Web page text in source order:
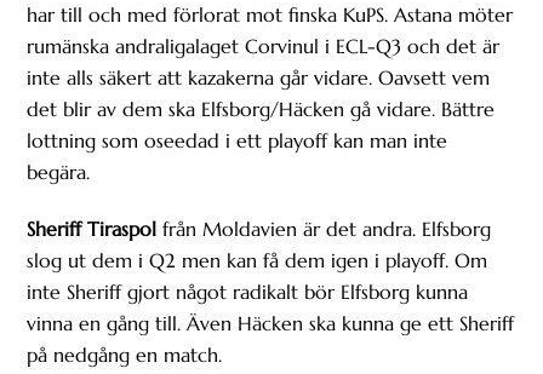
har till och med förlorat mot finska KuPS. Astana möter
rumänska andraligalaget Corvinul i ECL-Q3 och det är
inte alls säkert att kazakerna går vidare. Oavsett vem
det blir av dem ska Elfsborg/Häcken gå vidare. Bättre
lottning som oseedad i ett playoff kan man inte
begära.
Sheriff Tiraspol från Moldavien är det andra. Elfsborg
slog ut dem i Q2 men kan få dem igen i playoff. Om
inte Sheriff gjort något radikalt bör Elfsborg kunna
vinna en gång till. Även Häcken ska kunna ge ett Sheriff
på nedgång en match.